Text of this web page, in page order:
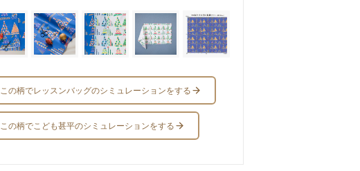
この柄でレッスンバッグのシミュレーションをする
この柄でこども甚平のシミュレーションをする